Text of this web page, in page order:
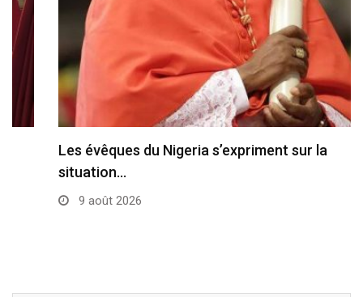
Les évêques du Nigeria s’expriment sur la
situation…
9 août 2026